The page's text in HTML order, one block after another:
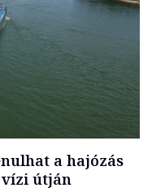
a hajózás
vízi útján